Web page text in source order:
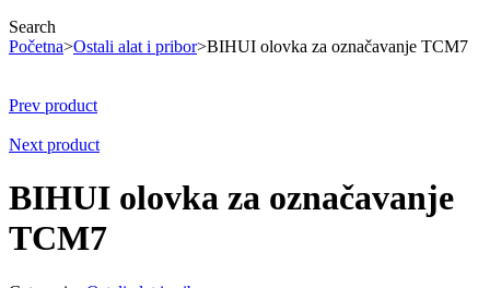
Search
Početna>Ostali alat i pribor>BIHUI olovka za označavanje TCM7
Prev product
Next product
BIHUI olovka za označavanje
TCM7